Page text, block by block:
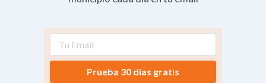
Prueba 30 días gratis